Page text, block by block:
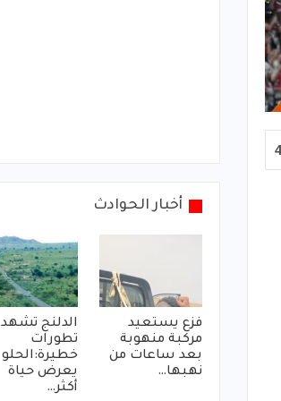
أخبار الحوادث
فزع يستعيد
مركبة منهوبة
بعد ساعات من
نهبها…
الدلنج تشهد
تطورات
خطيرة:الحلو
يعرض حياة
أكثر…